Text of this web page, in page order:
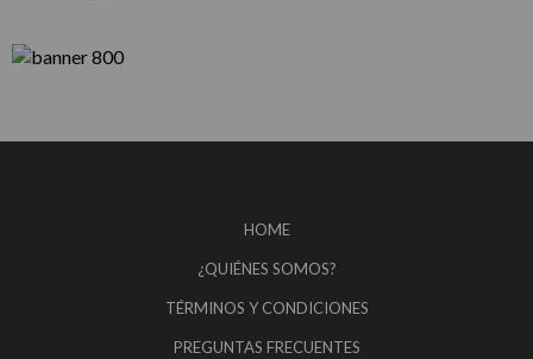
HOME
¿QUIÉNES SOMOS?
TÉRMINOS Y CONDICIONES
PREGUNTAS FRECUENTES